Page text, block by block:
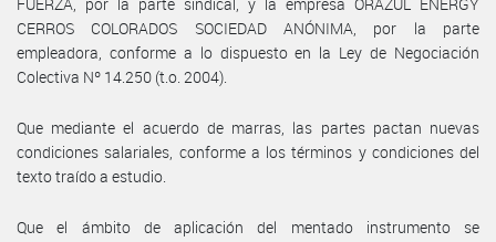
CERROS COLORADOS SOCIEDAD ANÓNIMA, por la parte
empleadora, conforme a lo dispuesto en la Ley de Negociación
Colectiva Nº 14.250 (t.o. 2004).
Que mediante el acuerdo de marras, las partes pactan nuevas
condiciones salariales, conforme a los términos y condiciones del
texto traído a estudio.
Que el ámbito de aplicación del mentado instrumento se